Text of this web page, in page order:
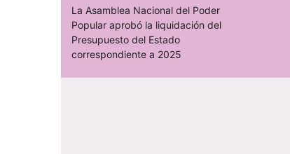
La Asamblea Nacional del Poder
Popular aprobó la liquidación del
Presupuesto del Estado
correspondiente a 2025